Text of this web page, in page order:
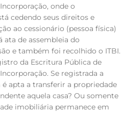
onde o
cedendo seus direitos e
ao cessionário (pessoa física)
ata de assembleia do
e também foi recolhido o ITBI.
da Escritura Pública de
Se registrada a
apta a transferir a propriedade
aquela casa? Ou somente
imobiliária permanece em